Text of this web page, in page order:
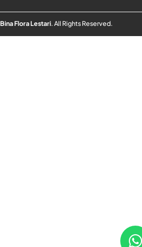
Bina Flora Lestari. All Rights Reserved.